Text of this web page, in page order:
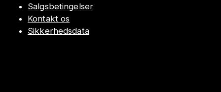
Salgsbetingelser
Kontakt os
Sikkerhedsdata